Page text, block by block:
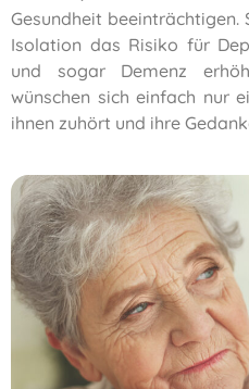
Gesundheit beeinträchtigen.
Isolation das Risiko für
und sogar Demenz
wünschen sich einfach nur
ihnen zuhört und ihre